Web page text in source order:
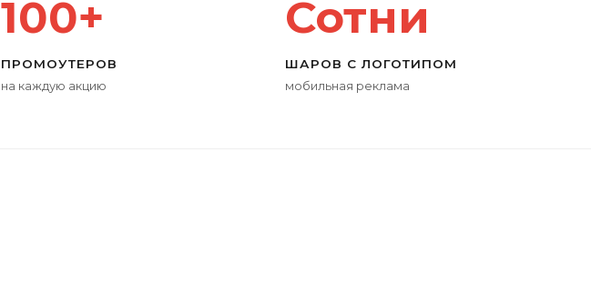
100+
ПРОМОУТЕРОВ
на каждую акцию
Сотни
ШАРОВ С ЛОГОТИПОМ
мобильная реклама